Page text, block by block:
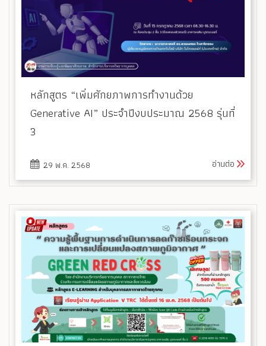
หลักสูตร “เพิ่มศักยภาพการทำงานด้วย
Generative AI” ประจำปีงบประมาณ 2568 รุ่นที่
3
29 พ.ค. 2568 อ่านต่อ